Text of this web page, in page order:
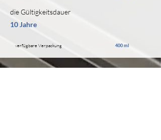
die Gültigkeitsdauer
10 Jahre
verfügbare Verpackung 400 ml